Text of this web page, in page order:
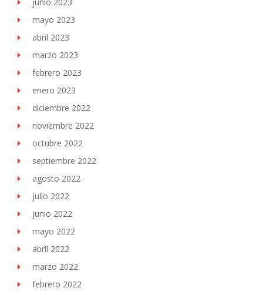
junio 2023
mayo 2023
abril 2023
marzo 2023
febrero 2023
enero 2023
diciembre 2022
noviembre 2022
octubre 2022
septiembre 2022
agosto 2022
julio 2022
junio 2022
mayo 2022
abril 2022
marzo 2022
febrero 2022